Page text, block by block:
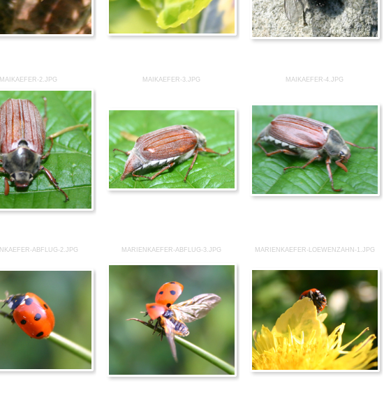
MAIKAEFER-2.JPG MAIKAEFER-3.JPG MAIKAEFER-4.JPG
ABFLUG-2.JPG MARIENKAEFER-ABFLUG-3.JPG MARIENKAEFER-LOEWENZAHN-1.JPG